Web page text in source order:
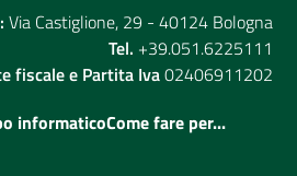
Via Castiglione, 29 - 40124 Bologna
Tel. +39.051.6225111
fiscale e Partita Iva02406911202
informaticoCome fare per...